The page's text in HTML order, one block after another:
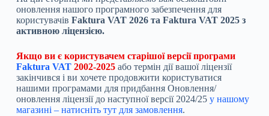
оновлення нашого програмного забезпечення для
користувачів Faktura VAT 2026 та Faktura VAT 2025 з
активною ліцензією.
Якщо ви є користувачем старішої версії програми
Faktura VAT2002-2025 або термін дії вашої ліцензії
закінчився і ви хочете продовжити користуватися
нашими програмами для придбання Оновлення/
оновлення ліцензії до наступної версії 2024/25 у нашому
магазині – натисніть тут для замовлення.